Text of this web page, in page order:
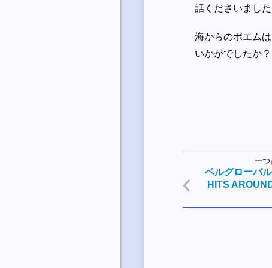
話くださいました
海からのポエム
いかがでしたか？
一つ
ベルグローバ
HITS